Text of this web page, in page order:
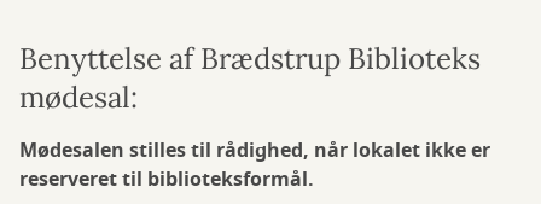
Benyttelse af Brædstrup Biblioteks
mødesal:
Mødesalen stilles til rådighed, når lokalet ikke er
reserveret til biblioteksformål.